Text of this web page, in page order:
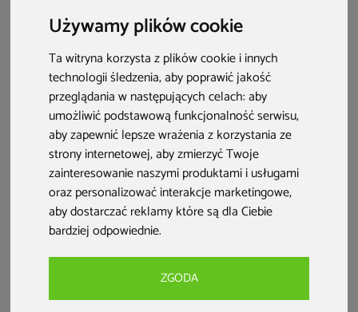
Używamy plików cookie
Ta witryna korzysta z plików cookie i innych
technologii śledzenia, aby poprawić jakość
przeglądania w następujących celach:aby
umożliwić podstawową funkcjonalność serwisu,
aby zapewnić lepsze wrażenia z korzystania ze
strony internetowej,aby zmierzyć Twoje
zainteresowanie naszymi produktami i usługami
oraz personalizować interakcje marketingowe,
aby dostarczać reklamy które są dla Ciebie
bardziej odpowiednie.
ZGODA
krążenia . To tam wyciszysz się po stresującej sytuacji. Z własnej sauny
możesz korzystać, gdy tylko poczujesz taką potrzebę – bez wychodzenia
przeznaczonym na kabinę pomieszczeniu.
Sauna infrared Nordum Solea
2-osobowa WiFi brązowa
5 699 zł 5 399 zł
darmowa dostawa
Dodaj do ulubionych
Dodaj do porównania
Sauna infrared Nordum Solea
2-osobowa biała
5 699 zł 5 399 zł
darmowa dostawa
Dodaj do ulubionych